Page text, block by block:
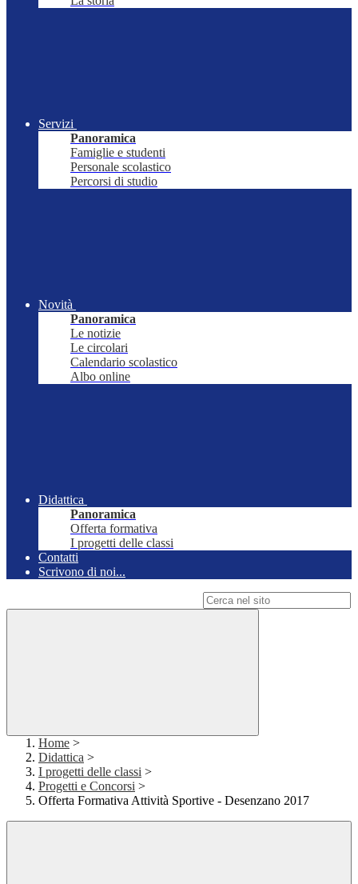
Servizi
Panoramica
Famiglie e studenti
Personale scolastico
Percorsi di studio
Novità
Panoramica
Le notizie
Le circolari
Calendario scolastico
Albo online
Didattica
Panoramica
Offerta formativa
I progetti delle classi
Contatti
Scrivono di noi...
Home >
Didattica >
I progetti delle classi >
Progetti e Concorsi >
Offerta Formativa Attività Sportive - Desenzano 2017